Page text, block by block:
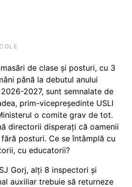
de clase și posturi, cu 3
până la debutul anului
2027, sunt semnalate de
prim-vicepreședinte USLI
o comite grav de tot.
directorii disperați că oamenii
fără posturi. Ce se întâmplă cu
cu educatorii?
Gorj, alți 8 inspectori și
auxiliar trebuie să returneze